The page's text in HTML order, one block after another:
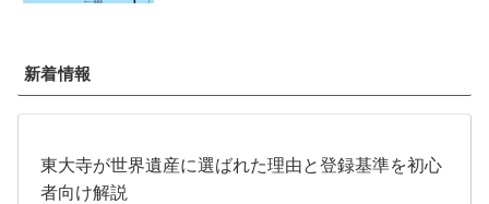
新着情報
東大寺が世界遺産に選ばれた理由と登録基準を初心
者向け解説